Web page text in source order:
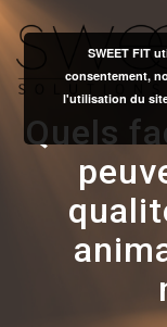
Quels
SWEET FIT
consentement,
l'utilisation du